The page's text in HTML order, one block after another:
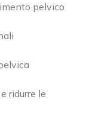
pelvico
ridurre le